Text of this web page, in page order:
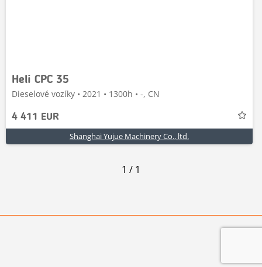
Heli CPC 35
Dieselové vozíky • 2021 • 1300h • -, CN
4 411 EUR
Shanghai Yujue Machinery Co., ltd.
1 / 1